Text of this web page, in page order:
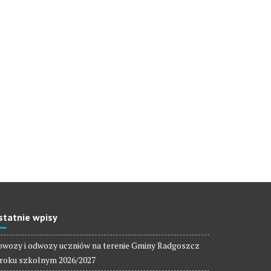
wpisy
i odwozy uczniów na terenie Gminy Radgoszcz
szkolnym 2026/2027